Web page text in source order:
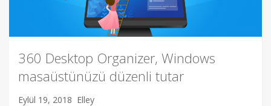
360 Desktop Organizer, Windows
masaüstünüzü düzenli tutar
Eylül 19, 2018 Elley